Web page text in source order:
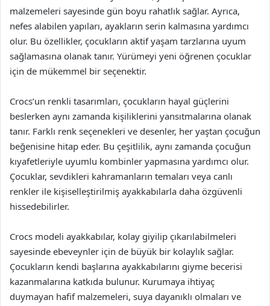
malzemeleri sayesinde gün boyu rahatlık sağlar. Ayrıca,
nefes alabilen yapıları, ayakların serin kalmasına yardımcı
olur. Bu özellikler, çocukların aktif yaşam tarzlarına uyum
sağlamasına olanak tanır. Yürümeyi yeni öğrenen çocuklar
için de mükemmel bir seçenektir.
Crocs’un renkli tasarımları, çocukların hayal güçlerini
beslerken aynı zamanda kişiliklerini yansıtmalarına olanak
tanır. Farklı renk seçenekleri ve desenler, her yaştan çocuğun
beğenisine hitap eder. Bu çeşitlilik, aynı zamanda çocuğun
kıyafetleriyle uyumlu kombinler yapmasına yardımcı olur.
Çocuklar, sevdikleri kahramanların temaları veya canlı
renkler ile kişiselleştirilmiş ayakkabılarla daha özgüvenli
hissedebilirler.
Crocs modeli ayakkabılar, kolay giyilip çıkarılabilmeleri
sayesinde ebeveynler için de büyük bir kolaylık sağlar.
Çocukların kendi başlarına ayakkabılarını giyme becerisi
kazanmalarına katkıda bulunur. Kurumaya ihtiyaç
duymayan hafif malzemeleri, suya dayanıklı olmaları ve